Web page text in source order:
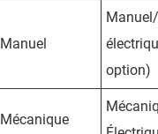
Manuel
Manuel/
option)
Mécanique